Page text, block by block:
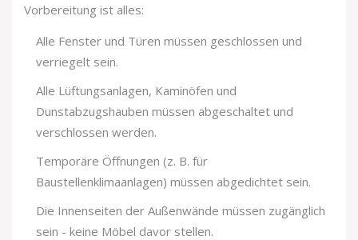
Vorbereitung ist alles:
Alle Fenster und Türen müssen geschlossen und
verriegelt sein.
Alle Lüftungsanlagen, Kaminöfen und
Dunstabzugshauben müssen abgeschaltet und
verschlossen werden.
Temporäre Öffnungen (z. B. für
Baustellenklimaanlagen) müssen abgedichtet sein.
Die Innenseiten der Außenwände müssen zugänglich
sein - keine Möbel davor stellen.